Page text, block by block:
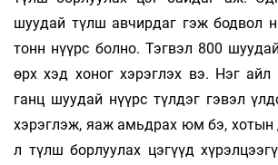
шуудай түлш авчирдаг гэж бодвол
тонн нүүрс болно. Тэгвэл 800
өрх хэд хоног хэрэглэх вэ. Нэг
ганц шуудай нүүрс түлдэг гэвэл
хэрэглэж, яаж амьдрах юм бэ, хотын
л түлш борлуулах цэгүүд